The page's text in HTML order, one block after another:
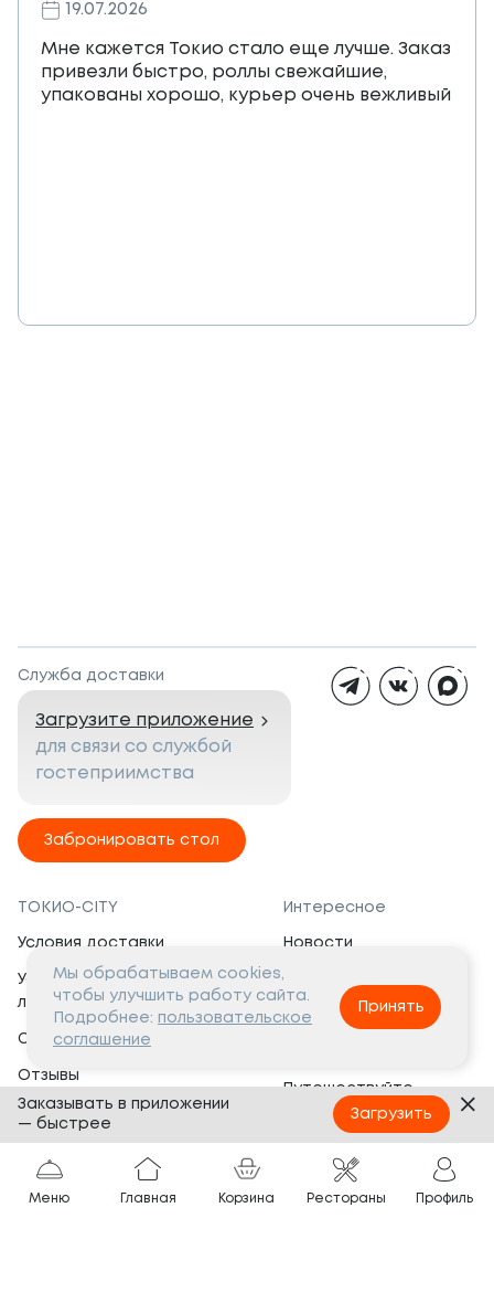
19.07.2026
Мне кажется Токио стало еще лучше. Заказ
привезли быстро, роллы свежайшие,
упакованы хорошо, курьер очень вежливый
Служба доставки
Загрузите приложение
для связи со службой
гостеприимства
Забронировать стол
ТОКИО-CITY
Условия доставки
Условия программы
лояльности
Сертификаты
Отзывы
Банкеты
Вопросы и ответы
Интересное
Новости
Вакансии
Социальная жизнь
Путешествуйте
с ТОКИО-CITY
Партнёрам
Франшиза
Меню Главная Корзина Рестораны Профиль
Мы обрабатываем cookies,
чтобы улучшить работу сайта.
Подробнее: пользовательское
соглашение
Принять
Заказывать в приложении
— быстрее
Загрузить